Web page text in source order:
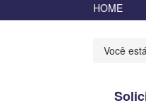
HOME
Você